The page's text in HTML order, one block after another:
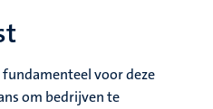
voor deze
om bedrijven te